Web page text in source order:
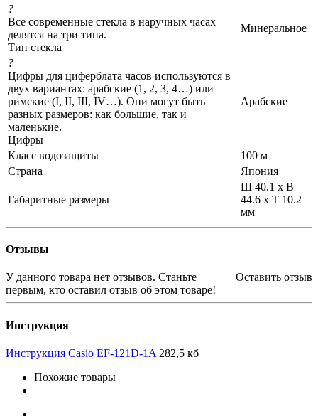
?
Все современные стекла в наручных часах
делятся на три типа.
Тип стекла
Минеральное
?
Цифры для циферблата часов используются в
двух вариантах: арабские (1, 2, 3, 4…) или
римские (I, II, III, IV…). Они могут быть
разных размеров: как большие, так и
маленькие.
Цифры
Арабские
Класс водозащиты
100 м
Страна
Япония
Габаритные размеры
Ш 40.1 x В
44.6 x Т 10.2
мм
Отзывы
Оставить отзыв
У данного товара нет отзывов. Станьте
первым, кто оставил отзыв об этом товаре!
Инструкция
Инструкция Casio EF-121D-1A 282,5 кб
Похожие товары